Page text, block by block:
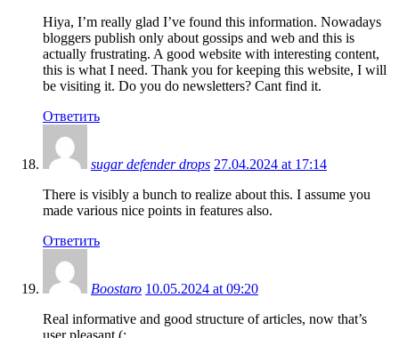
Hiya, I’m really glad I’ve found this information. Nowadays
bloggers publish only about gossips and web and this is
actually frustrating. A good website with interesting content,
this is what I need. Thank you for keeping this website, I will
be visiting it. Do you do newsletters? Cant find it.
Ответить
sugar defender drops 27.04.2024 at 17:14
There is visibly a bunch to realize about this. I assume you
made various nice points in features also.
Ответить
Boostaro 10.05.2024 at 09:20
Real informative and good structure of articles, now that’s
user pleasant (:.